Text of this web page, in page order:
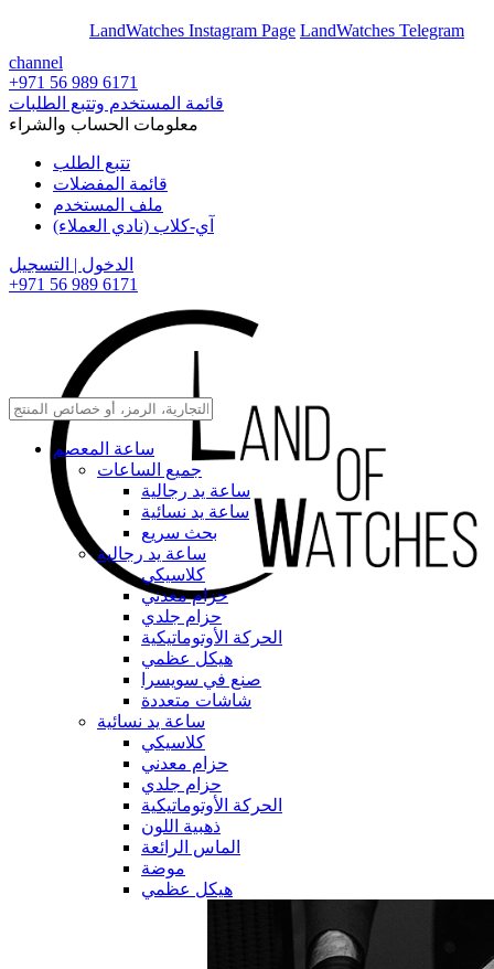
LandWatches Instagram Page LandWatches Telegram
channel
+971 56 989 6171
قائمة المستخدم وتتبع الطلبات
معلومات الحساب والشراء
تتبع الطلب
قائمة المفضلات
ملف المستخدم
آي-كلاب (نادي العملاء)
الدخول | التسجيل
+971 56 989 6171
ساعة المعصم
جميع الساعات
ساعة يد رجالية
ساعة يد نسائية
بحث سريع
ساعة يد رجالية
كلاسيكي
حزام معدني
حزام جلدي
الحركة الأوتوماتيكية
هيكل عظمي
صنع في سويسرا
شاشات متعددة
ساعة يد نسائية
كلاسيكي
حزام معدني
حزام جلدي
الحركة الأوتوماتيكية
ذهبية اللون
الماس الرائعة
موضة
هيكل عظمي